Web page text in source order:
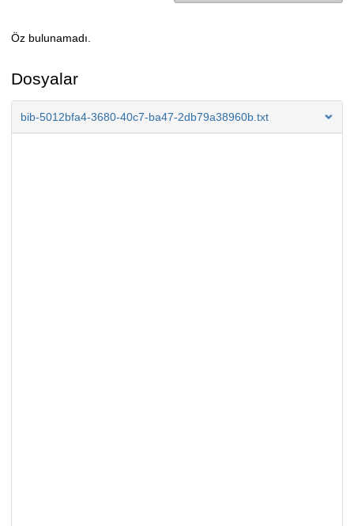
Açıklama
Öz bulunamadı.
Dosyalar
bib-5012bfa4-3680-40c7-ba47-2db79a38960b.txt